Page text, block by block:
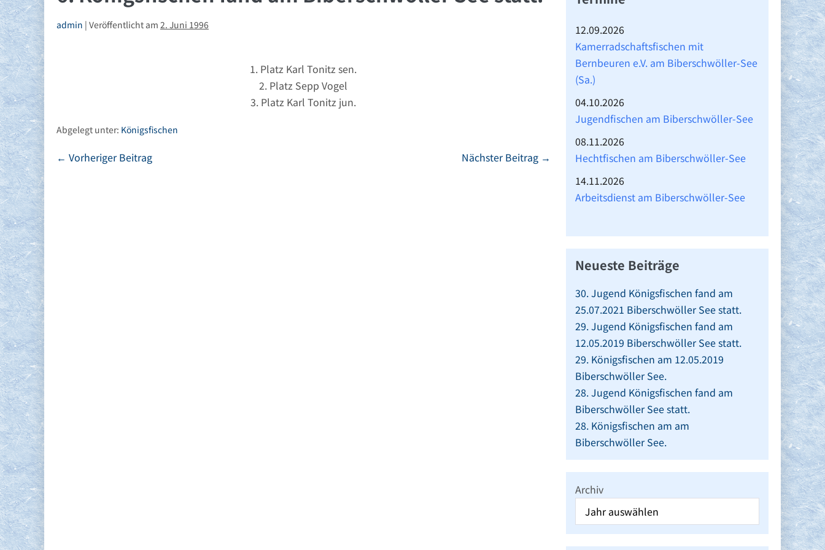
admin | Veröffentlicht am 2. Juni 1996
1. Platz Karl Tonitz sen.
2. Platz Sepp Vogel
3. Platz Karl Tonitz jun.
Abgelegt unter: Königsfischen
Beitragsnavigation
← Vorheriger Beitrag Nächster Beitrag →
12.09.2026
Kamerradschaftsfischen mit
Bernbeuren e.V. am Biberschwöller-See
(Sa.)
04.10.2026
Jugendfischen am Biberschwöller-See
08.11.2026
Hechtfischen am Biberschwöller-See
14.11.2026
Arbeitsdienst am Biberschwöller-See
Neueste Beiträge
30. Jugend Königsfischen fand am
25.07.2021 Biberschwöller See statt.
29. Jugend Königsfischen fand am
12.05.2019 Biberschwöller See statt.
29. Königsfischen am 12.05.2019
Biberschwöller See.
28. Jugend Königsfischen fand am
Biberschwöller See statt.
28. Königsfischen am am
Biberschwöller See.
Archiv